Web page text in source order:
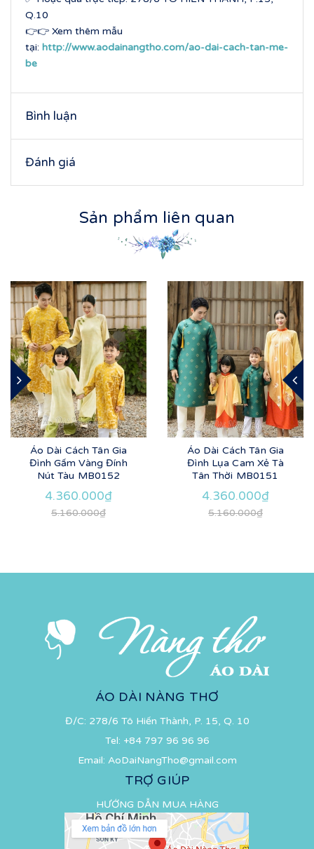
Q.10
👉👉 Xem thêm mẫu
tại: http://www.aodainangtho.com/ao-dai-cach-tan-me-
be
Bình luận
Đánh giá
Sản phẩm liên quan
Áo Dài Cách Tân Gia
Đình Gấm Vàng Đính
Nút Tàu MB0152
4.360.000₫
5.160.000₫
Áo Dài Cách Tân Gia
Đình Lụa Cam Xẻ Tà
Tân Thời MB0151
4.360.000₫
5.160.000₫
ÁO DÀI NÀNG THƠ
Đ/C: 278/6 Tô Hiến Thành, P. 15, Q. 10
Tel: +84 797 96 96 96
Email: AoDaiNangTho@gmail.com
TRỢ GIÚP
HƯỚNG DẪN MUA HÀNG